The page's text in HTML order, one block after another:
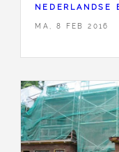
NEDERLANDSE
MA, 8 FEB 2016